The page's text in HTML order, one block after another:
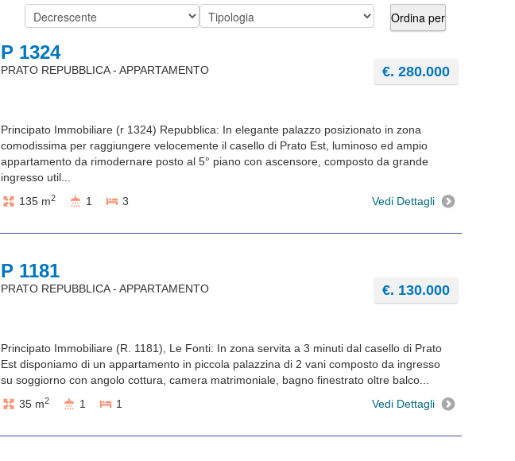
P 1324
€. 280.000
PRATO REPUBBLICA - APPARTAMENTO
Principato Immobiliare (r 1324) Repubblica: In elegante palazzo posizionato in zona
comodissima per raggiungere velocemente il casello di Prato Est, luminoso ed ampio
appartamento da rimodernare posto al 5° piano con ascensore, composto da grande
ingresso util...
135 m2 1 3 Vedi Dettagli
P 1181
€. 130.000
PRATO REPUBBLICA - APPARTAMENTO
Principato Immobiliare (R. 1181), Le Fonti: In zona servita a 3 minuti dal casello di Prato
Est disponiamo di un appartamento in piccola palazzina di 2 vani composto da ingresso
su soggiorno con angolo cottura, camera matrimoniale, bagno finestrato oltre balco...
35 m2 1 1 Vedi Dettagli